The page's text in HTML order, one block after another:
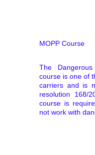
MOPP Course
The
course is one of
carriers and is
resolution 168/
course is
not work with